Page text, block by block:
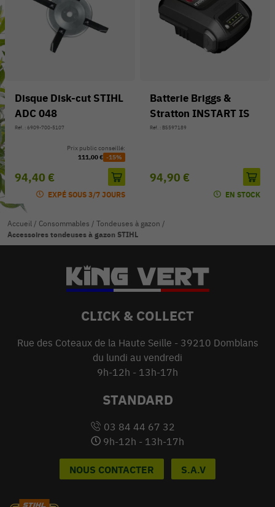
Disque Disk-cut STIHL
ADC 048
Réf. : 6909-700-5107
94,40 €
Prix public conseillé:
111,00 € -15%
EXPÉ SOUS 3/7 JOURS
Batterie Briggs &
Stratton INSTART IS
Réf. : BS597189
94,90 €
EN STOCK
Accueil / Consommables / Tondeuses à gazon /
Accessoires tondeuses à gazon STIHL
CLICK & COLLECT
Rue des Coteaux de la Haute Seille - 39210 Domblans
du lundi au vendredi
9h-12h - 13h-17h
STANDARD
03 84 44 67 32
9h-12h - 13h-17h
NOUS CONTACTER S.A.V